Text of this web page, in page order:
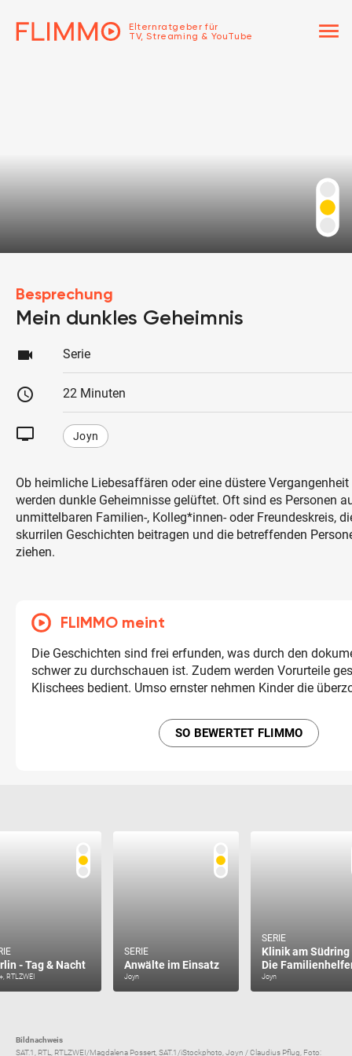
Elternratgeber für
TV, Streaming & YouTube
menu
Besprechung
Mein dunkles Geheimnis
videocam Serie
schedule 22 Minuten
tv Joyn
Ob heimliche Liebesaffären oder eine düstere Vergangenheit
werden dunkle Geheimnisse gelüftet. Oft sind es Personen
unmittelbaren Familien-, Kolleg*innen- oder Freundeskreis,
skurrilen Geschichten beitragen und die betreffenden
ziehen.
FLIMMO meint
Die Geschichten sind frei erfunden, was durch den
schwer zu durchschauen ist. Zudem werden Vorurteile
Klischees bedient. Umso ernster nehmen Kinder die
SO BEWERTET FLIMMO
- Tag & Nacht
RTLZWEI
SERIE
Anwälte im Einsatz
Joyn
SERIE
Klinik am Südring
Die
Joyn
Bildnachweis
SAT.1, RTL, RTLZWEI/Magdalena Possert, SAT.1/iStockphoto, Joyn / Claudius Pflug, Foto: